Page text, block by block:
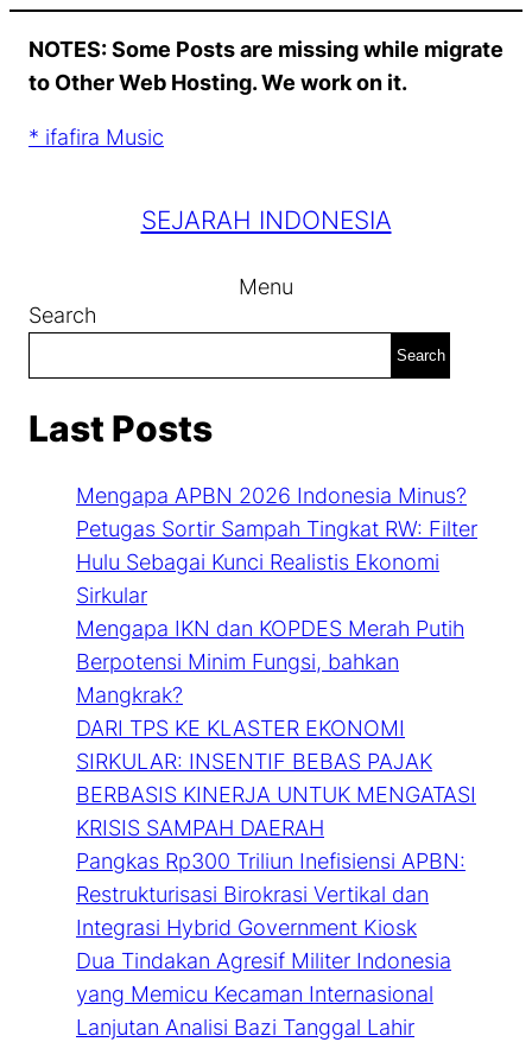
content
NOTES: Some Posts are missing while migrate
to Other Web Hosting. We work on it.
* ifafira Music
SEJARAH INDONESIA
Menu
Search
Search
Last Posts
Mengapa APBN 2026 Indonesia Minus?
Petugas Sortir Sampah Tingkat RW: Filter
Hulu Sebagai Kunci Realistis Ekonomi
Sirkular
Mengapa IKN dan KOPDES Merah Putih
Berpotensi Minim Fungsi, bahkan
Mangkrak?
DARI TPS KE KLASTER EKONOMI
SIRKULAR: INSENTIF BEBAS PAJAK
BERBASIS KINERJA UNTUK MENGATASI
KRISIS SAMPAH DAERAH
Pangkas Rp300 Triliun Inefisiensi APBN:
Restrukturisasi Birokrasi Vertikal dan
Integrasi Hybrid Government Kiosk
Dua Tindakan Agresif Militer Indonesia
yang Memicu Kecaman Internasional
Lanjutan Analisi Bazi Tanggal Lahir